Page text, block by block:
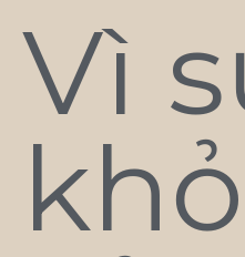
Vì